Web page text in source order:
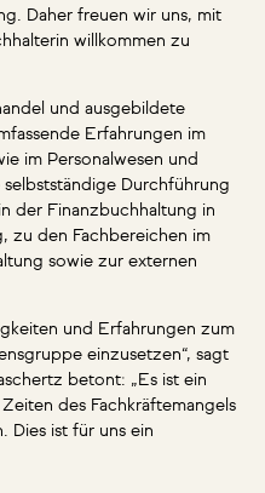
Daher freuen wir uns, mit
willkommen zu
und ausgebildete
Erfahrungen im
im Personalwesen und
Durchführung
der Finanzbuchhaltung in
zu den Fachbereichen im
sowie zur externen
und Erfahrungen zum
einzusetzen“, sagt
betont: „Es ist ein
des Fachkräftemangels
Dies ist für uns ein